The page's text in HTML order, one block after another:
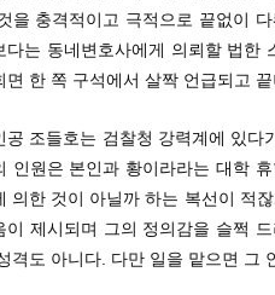
을 충격적이고 극적으로 끝없이
다는 동네변호사에게 의뢰할 법한
면 한 쪽 구석에서 살짝 언급되고
공 조들호는 검찰청 강력계에 있
인원은 본인과 황이라라는 대학
의한 것이 아닐까 하는 복선이 적
이 제시되며 그의 정의감을 슬쩍
격도 아니다. 다만 일을 맡으면 그